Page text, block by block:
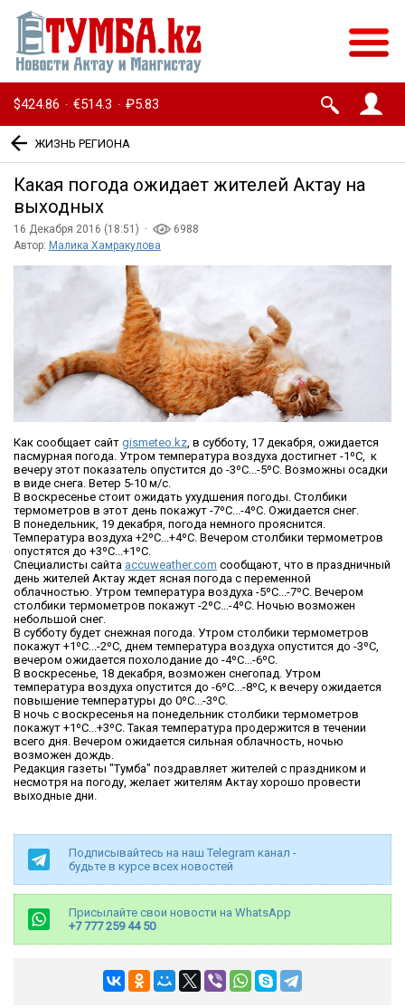
$424.86 · €514.3 · ₽5.83
ЖИЗНЬ РЕГИОНА
Какая погода ожидает жителей Актау на
выходных
16 Декабря 2016 (18:51) ·
6988
Автор: Малика Хамракулова
Как сообщает сайт gismeteo.kz , в субботу, 17 декабря, ожидается
пасмурная погода. Утром температура воздуха достигнет -1ºС, к
вечеру этот показатель опустится до -3ºС...-5ºС. Возможны осадки
в виде снега. Ветер 5-10 м/с.
В воскресенье стоит ожидать ухудшения погоды. Столбики
термометров в этот день покажут -7ºС...-4ºС. Ожидается снег.
В понедельник, 19 декабря, погода немного прояснится.
Температура воздуха +2ºС...+4ºС. Вечером столбики термометров
опустятся до +3ºС...+1ºС.
Специалисты сайта accuweather.com сообщают, что в праздничный
день жителей Актау ждет ясная погода с переменной
облачностью. Утром температура воздуха -5ºС...-7ºС. Вечером
столбики термометров покажут -2ºС...-4ºС. Ночью возможен
небольшой снег.
В субботу будет снежная погода. Утром столбики термометров
покажут +1ºС...-2ºС, днем температура воздуха опустится до -3ºС,
вечером ожидается похолодание до -4ºС...-6ºС.
В воскресенье, 18 декабря, возможен снегопад. Утром
температура воздуха опустится до -6ºС...-8ºС, к вечеру ожидается
повышение температуры до 0ºС...-3ºС.
В ночь с воскресенья на понедельник столбики термометров
покажут +1ºС...+3ºС. Такая температура продержится в течении
всего дня. Вечером ожидается сильная облачность, ночью
возможен дождь.
Редакция газеты "Тумба" поздравляет жителей с праздником и
несмотря на погоду, желает жителям Актау хорошо провести
выходные дни.
Подписывайтесь на наш Telegram канал -
будьте в курсе всех новостей
Присылайте свои новости на WhatsApp
+7 777 259 44 50